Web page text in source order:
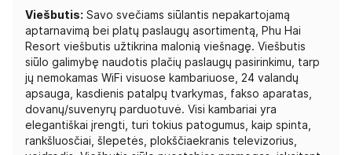
Viešbutis: Savo svečiams siūlantis nepakartojamą
aptarnavimą bei platų paslaugų asortimentą, Phu Hai
Resort viešbutis užtikrina malonią viešnagę. Viešbutis
siūlo galimybę naudotis plačių paslaugų pasirinkimu, tarp
jų nemokamas WiFi visuose kambariuose, 24 valandų
apsauga, kasdienis patalpų tvarkymas, fakso aparatas,
dovanų/suvenyrų parduotuvė. Visi kambariai yra
elegantiškai įrengti, turi tokius patogumus, kaip spinta,
rankšluosčiai, šlepetės, plokščiaekranis televizorius,